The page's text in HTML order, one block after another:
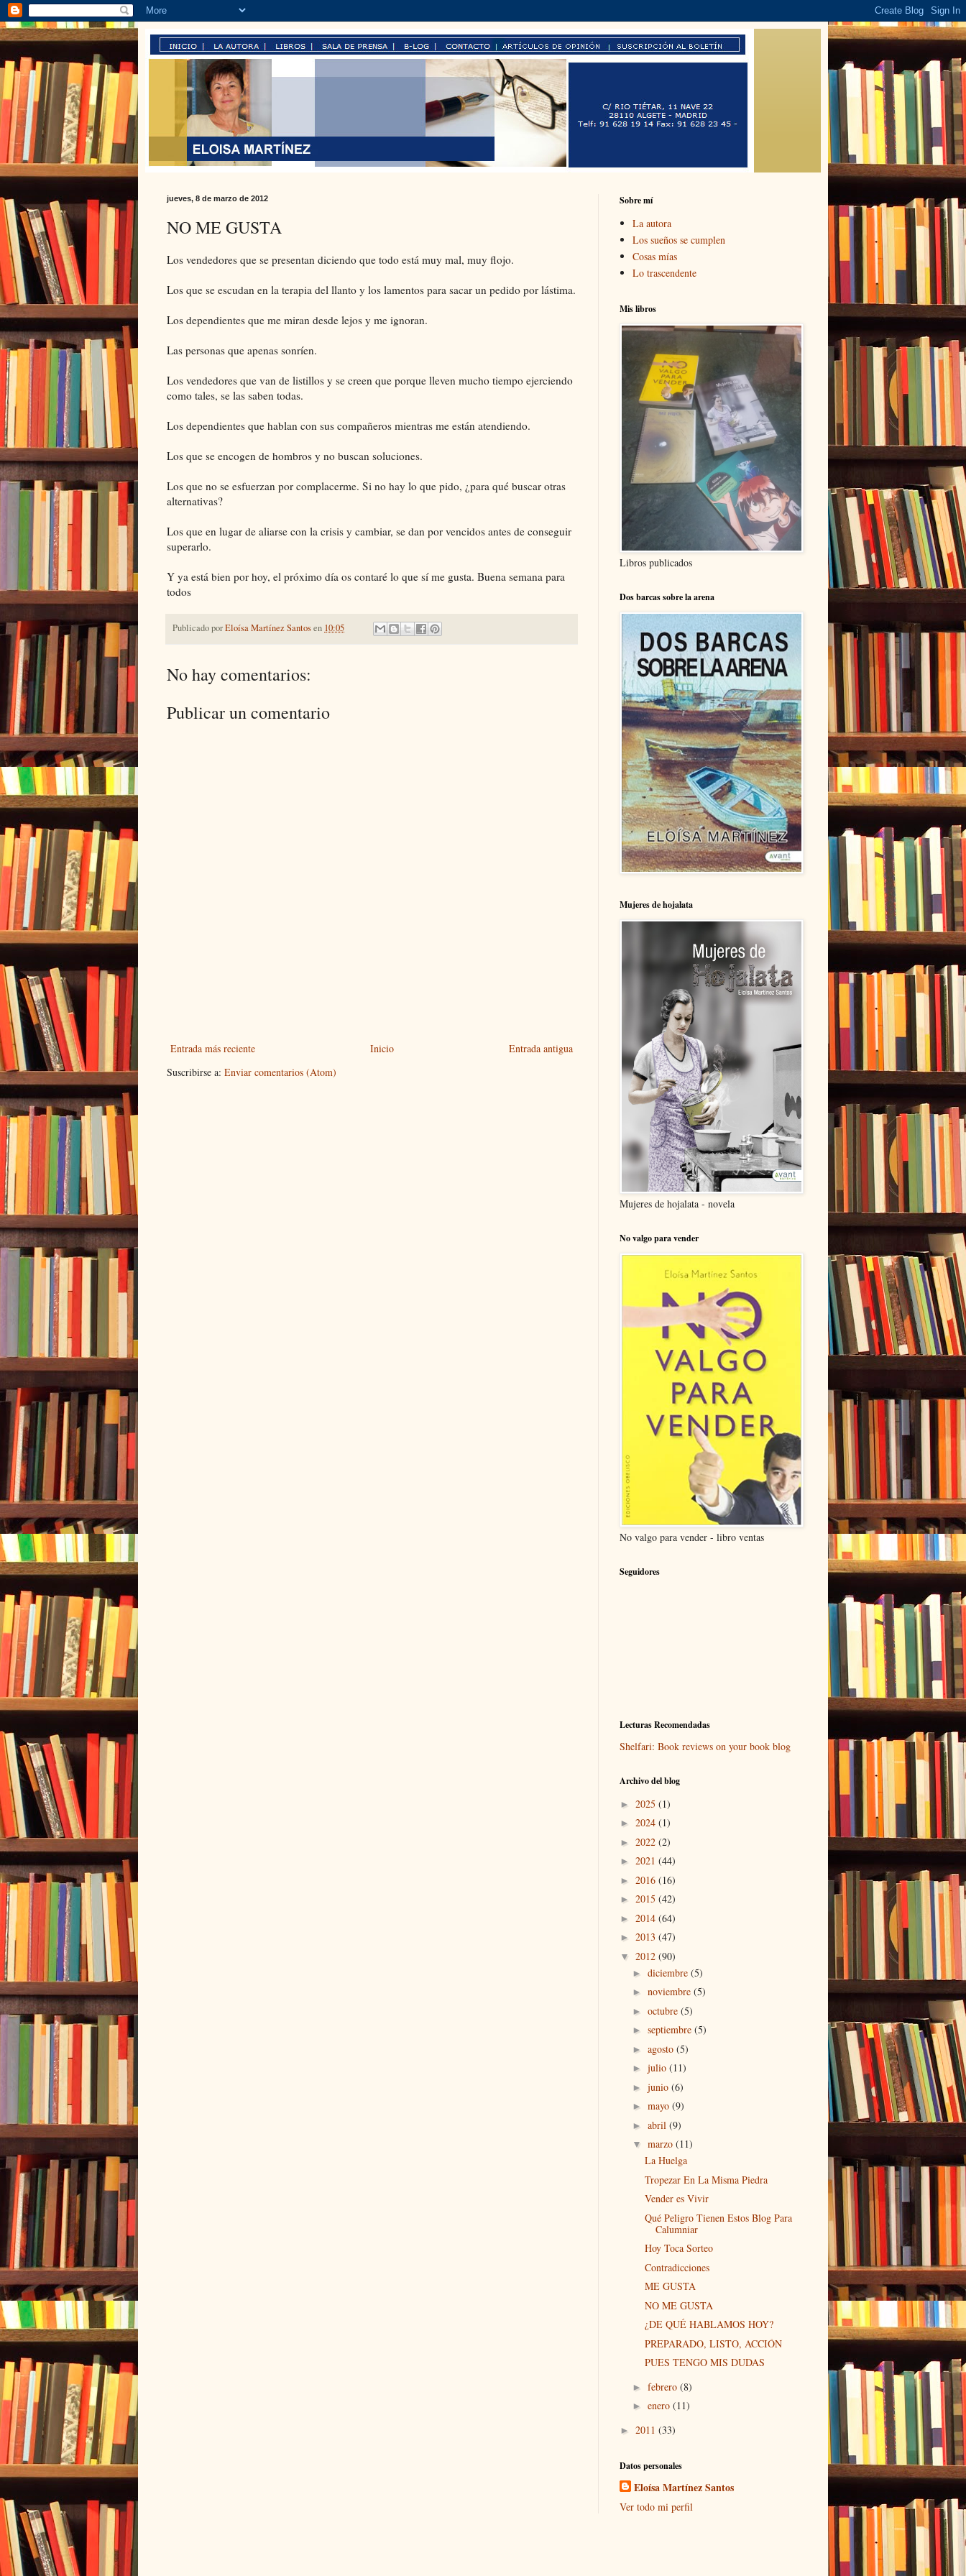
jueves, 8 de marzo de 2012
NO ME GUSTA
Los vendedores que se presentan diciendo que todo está muy mal, muy flojo.
Los que se escudan en la terapia del llanto y los lamentos para sacar un pedido por lástima.
Los dependientes que me miran desde lejos y me ignoran.
Las personas que apenas sonríen.
Los vendedores que van de listillos y se creen que porque lleven mucho tiempo ejerciendo
como tales, se las saben todas.
Los dependientes que hablan con sus compañeros mientras me están atendiendo.
Los que se encogen de hombros y no buscan soluciones.
Los que no se esfuerzan por complacerme. Si no hay lo que pido, ¿para qué buscar otras
alternativas?
Los que en lugar de aliarse con la crisis y cambiar, se dan por vencidos antes de conseguir
superarlo.
Y ya está bien por hoy, el próximo día os contaré lo que sí me gusta. Buena semana para
todos
Publicado porEloísa Martínez Santosen 10:05
No hay comentarios:
Publicar un comentario
Entrada más reciente Entrada antigua
Inicio
Suscribirse a: Enviar comentarios (Atom)
Sobre mí
La autora
Los sueños se cumplen
Cosas mías
Lo trascendente
Mis libros
Libros publicados
Dos barcas sobre la arena
Mujeres de hojalata
Mujeres de hojalata - novela
No valgo para vender
No valgo para vender - libro ventas
Seguidores
Lecturas Recomendadas
Shelfari: Book reviews on your book blog
Archivo del blog
► 2025 (1)
► 2024 (1)
► 2022 (2)
► 2021 (44)
► 2016 (16)
► 2015 (42)
► 2014 (64)
► 2013 (47)
▼ 2012 (90)
► diciembre (5)
► noviembre (5)
► octubre (5)
► septiembre (5)
► agosto (5)
► julio (11)
► junio (6)
► mayo (9)
► abril (9)
▼ marzo (11)
La Huelga
Tropezar En La Misma Piedra
Vender es Vivir
Qué Peligro Tienen Estos Blog Para
Calumniar
Hoy Toca Sorteo
Contradicciones
ME GUSTA
NO ME GUSTA
¿DE QUÉ HABLAMOS HOY?
PREPARADO, LISTO, ACCIÓN
PUES TENGO MIS DUDAS
► febrero (8)
► enero (11)
► 2011 (33)
Datos personales
Eloísa Martínez Santos
Ver todo mi perfil